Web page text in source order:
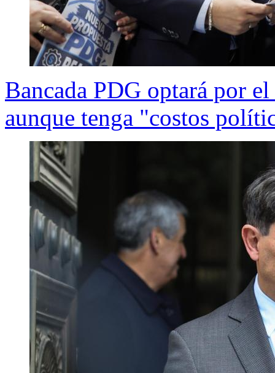
Bancada PDG optará por
aunque tenga "costos